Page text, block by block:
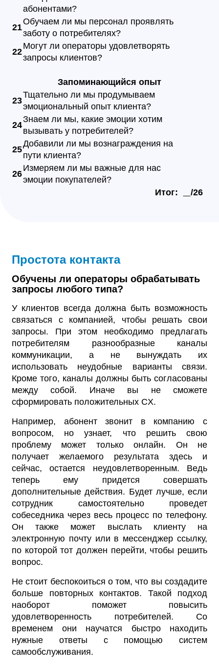
абонентами?
21
Обучаем ли мы персонал проявлять
заботу о потребителях?
22
Могут ли операторы удовлетворять
запросы клиентов?
Запоминающийся опыт
23
Тщательно ли мы продумываем
эмоциональный опыт клиента?
24
Знаем ли мы, какие эмоции хотим
вызывать у потребителей?
25
Добавили ли мы вознаграждения на
пути клиента?
26
Измеряем ли мы важные для нас
эмоции покупателей?
Итог:
/26
Простота контакта
Обучены ли операторы обрабатывать
запросы любого типа?
У клиентов всегда должна быть возможность
связаться с компанией, чтобы решать свои
запросы. При этом необходимо предлагать
потребителям разнообразные каналы
коммуникации, а не вынуждать их
использовать неудобные варианты связи.
Кроме того, каналы должны быть согласованы
между собой. Иначе вы не сможете
сформировать положительных CX.
Например, абонент звонит в компанию с
вопросом, но узнает, что решить свою
проблему может только онлайн. Он не
получает желаемого результата здесь и
сейчас, остается неудовлетворенным. Ведь
теперь ему придется совершать
дополнительные действия. Будет лучше, если
сотрудник самостоятельно проведет
собеседника через весь процесс по телефону.
Он также может выслать клиенту на
электронную почту или в мессенджер ссылку,
по которой тот должен перейти, чтобы решить
вопрос.
Не стоит беспокоиться о том, что вы создадите
больше повторных контактов. Такой подход
наоборот поможет повысить
удовлетворенность потребителей. Со
временем они научатся быстро находить
нужные ответы с помощью систем
самообслуживания.